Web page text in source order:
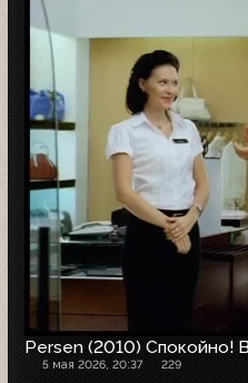
Persen (2010) Спокойно!
5 мая 2026, 20:37 229